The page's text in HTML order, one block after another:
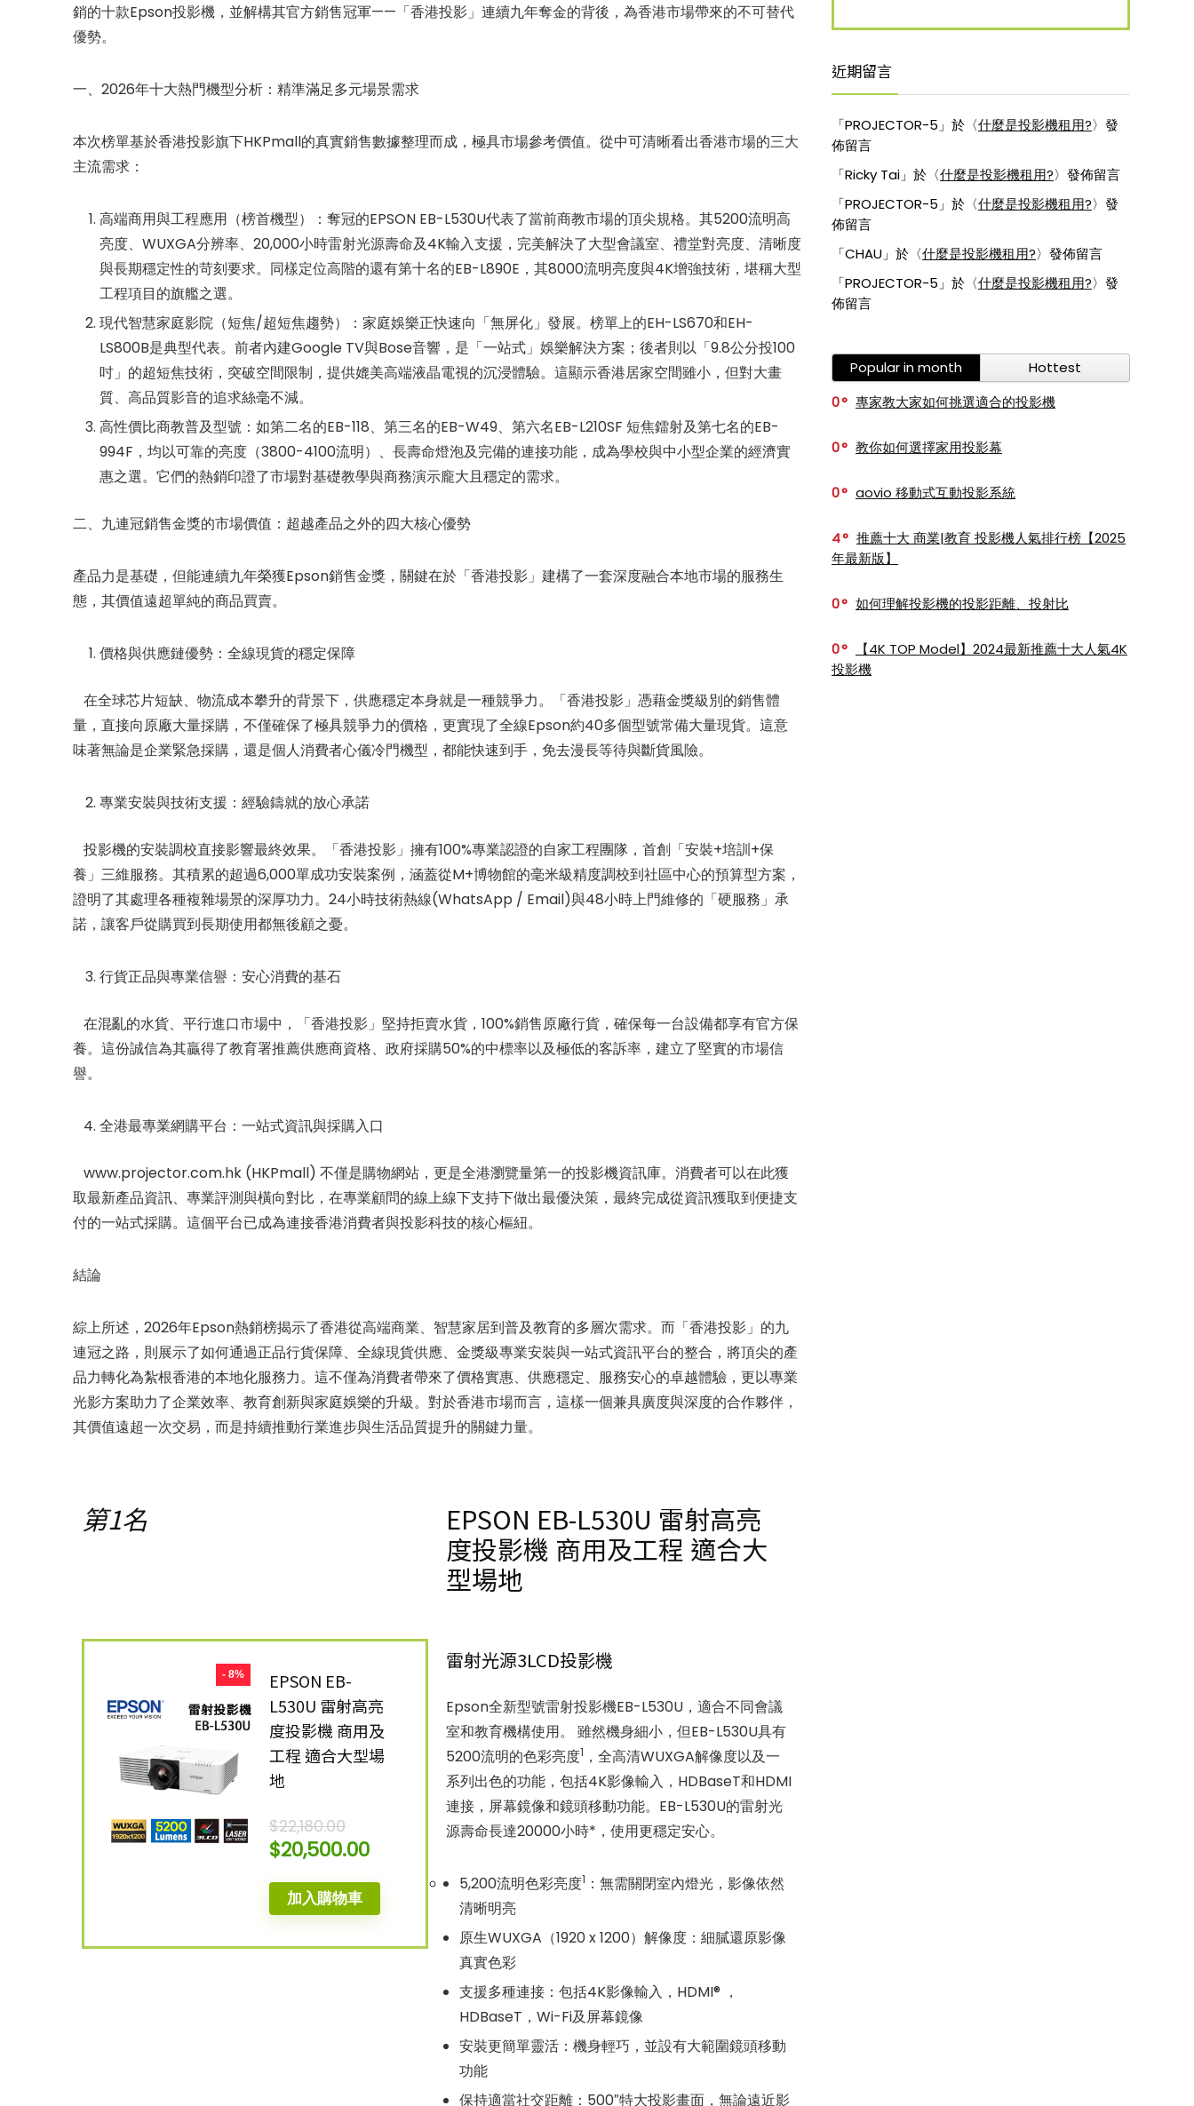
銷的十款Epson投影機，並解構其官方銷售冠軍——「香港投影」連續九年奪金的背後，為香港市場帶來的不可替代
優勢。
一、2026年十大熱門機型分析：精準滿足多元場景需求
本次榜單基於香港投影旗下HKPmall的真實銷售數據整理而成，極具市場參考價值。從中可清晰看出香港市場的三大
主流需求：
高端商用與工程應用（榜首機型）：奪冠的EPSON EB-L530U代表了當前商教市場的頂尖規格。其5200流明高
亮度、WUXGA分辨率、20,000小時雷射光源壽命及4K輸入支援，完美解決了大型會議室、禮堂對亮度、清晰度
與長期穩定性的苛刻要求。同樣定位高階的還有第十名的EB-L890E，其8000流明亮度與4K增強技術，堪稱大型
工程項目的旗艦之選。
現代智慧家庭影院（短焦/超短焦趨勢）：家庭娛樂正快速向「無屏化」發展。榜單上的EH-LS670和EH-
LS800B是典型代表。前者內建Google TV與Bose音響，是「一站式」娛樂解決方案；後者則以「9.8公分投100
吋」的超短焦技術，突破空間限制，提供媲美高端液晶電視的沉浸體驗。這顯示香港居家空間雖小，但對大畫
質、高品質影音的追求絲毫不減。
高性價比商教普及型號：如第二名的EB-118、第三名的EB-W49、第六名EB-L210SF 短焦鐳射及第七名的EB-
994F，均以可靠的亮度（3800-4100流明）、長壽命燈泡及完備的連接功能，成為學校與中小型企業的經濟實
惠之選。它們的熱銷印證了市場對基礎教學與商務演示龐大且穩定的需求。
二、九連冠銷售金獎的市場價值：超越產品之外的四大核心優勢
產品力是基礎，但能連續九年榮獲Epson銷售金獎，關鍵在於「香港投影」建構了一套深度融合本地市場的服務生
態，其價值遠超單純的商品買賣。
價格與供應鏈優勢：全線現貨的穩定保障
在全球芯片短缺、物流成本攀升的背景下，供應穩定本身就是一種競爭力。「香港投影」憑藉金獎級別的銷售體
量，直接向原廠大量採購，不僅確保了極具競爭力的價格，更實現了全線Epson約40多個型號常備大量現貨。這意
味著無論是企業緊急採購，還是個人消費者心儀冷門機型，都能快速到手，免去漫長等待與斷貨風險。
專業安裝與技術支援：經驗鑄就的放心承諾
投影機的安裝調校直接影響最終效果。「香港投影」擁有100%專業認證的自家工程團隊，首創「安裝+培訓+保
養」三維服務。其積累的超過6,000單成功安裝案例，涵蓋從M+博物館的毫米級精度調校到社區中心的預算型方案，
證明了其處理各種複雜場景的深厚功力。24小時技術熱線(WhatsApp / Email)與48小時上門維修的「硬服務」承
諾，讓客戶從購買到長期使用都無後顧之憂。
行貨正品與專業信譽：安心消費的基石
在混亂的水貨、平行進口市場中，「香港投影」堅持拒賣水貨，100%銷售原廠行貨，確保每一台設備都享有官方保
養。這份誠信為其贏得了教育署推薦供應商資格、政府採購50%的中標率以及極低的客訴率，建立了堅實的市場信
譽。
全港最專業網購平台：一站式資訊與採購入口
www.projector.com.hk (HKPmall) 不僅是購物網站，更是全港瀏覽量第一的投影機資訊庫。消費者可以在此獲
取最新產品資訊、專業評測與橫向對比，在專業顧問的線上線下支持下做出最優決策，最終完成從資訊獲取到便捷支
付的一站式採購。這個平台已成為連接香港消費者與投影科技的核心樞紐。
結論
綜上所述，2026年Epson熱銷榜揭示了香港從高端商業、智慧家居到普及教育的多層次需求。而「香港投影」的九
連冠之路，則展示了如何通過正品行貨保障、全線現貨供應、金獎級專業安裝與一站式資訊平台的整合，將頂尖的產
品力轉化為紮根香港的本地化服務力。這不僅為消費者帶來了價格實惠、供應穩定、服務安心的卓越體驗，更以專業
光影方案助力了企業效率、教育創新與家庭娛樂的升級。對於香港市場而言，這樣一個兼具廣度與深度的合作夥伴，
其價值遠超一次交易，而是持續推動行業進步與生活品質提升的關鍵力量。
第1名
EPSON EB-L530U 雷射高亮
度投影機 商用及工程 適合大
型場地
- 8%
EPSON EB-
L530U 雷射高亮
度投影機 商用及
工程 適合大型場
地
$22,180.00
$20,500.00
加入購物車
雷射光源3LCD投影機
Epson全新型號雷射投影機EB-L530U，適合不同會議
室和教育機構使用。 雖然機身細小，但EB-L530U具有
5200流明的色彩亮度1 ，全高清WUXGA解像度以及一
系列出色的功能，包括4K影像輸入，HDBaseT和HDMI
連接，屏幕鏡像和鏡頭移動功能。EB-L530U的雷射光
源壽命長達20000小時*，使用更穩定安心。
5,200流明色彩亮度1 ：無需關閉室內燈光，影像依然
清晰明亮
原生WUXGA（1920 x 1200）解像度：細膩還原影像
真實色彩
支援多種連接：包括4K影像輸入，HDMI® ，
HDBaseT，Wi-Fi及屏幕鏡像
安裝更簡單靈活：機身輕巧，並設有大範圍鏡頭移動
功能
保持適當社交距離：500″特大投影畫面，無論遠近影
近期留言
「PROJECTOR-5 」於〈什麼是投影機租用?〉發
佈留言
「Ricky Tai 」於〈什麼是投影機租用?〉發佈留言
「PROJECTOR-5 」於〈什麼是投影機租用?〉發
佈留言
「CHAU 」於〈什麼是投影機租用?〉發佈留言
「PROJECTOR-5 」於〈什麼是投影機租用?〉發
佈留言
Popular in month
Hottest
0
專家教大家如何挑選適合的投影機
0 教你如何選擇家用投影幕
0 aovio 移動式互動投影系統
4
推薦十大 商業|教育 投影機人氣排行榜【2025
年最新版】
0 如何理解投影機的投影距離、投射比
0
【4K TOP Model】2024最新推薦十大人氣4K
投影機